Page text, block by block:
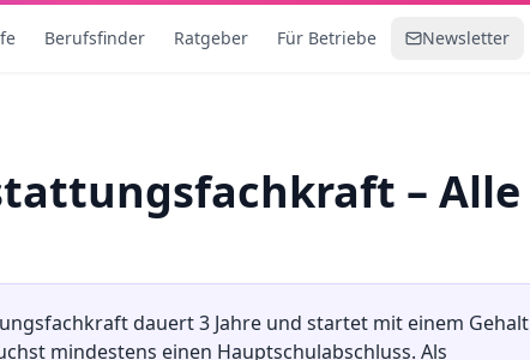
Berufsfinder Ratgeber Für Betriebe Newsletter
– Alle
dauert3 Jahre und startet mit einem Gehalt
mindestens einen Hauptschulabschluss. Als